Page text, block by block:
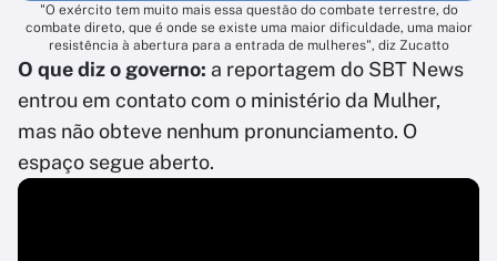
"O exército tem muito mais essa questão do combate terrestre, do
combate direto, que é onde se existe uma maior dificuldade, uma maior
resistência à abertura para a entrada de mulheres", diz Zucatto
O que diz o governo: a reportagem do SBT News
entrou em contato com o ministério da Mulher,
mas não obteve nenhum pronunciamento. O
espaço segue aberto.